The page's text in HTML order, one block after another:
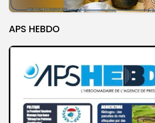
APS HEBDO